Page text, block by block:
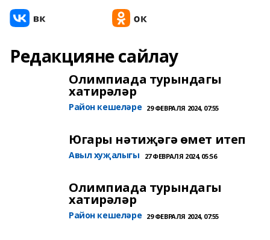
Редакцияне сайлау
Олимпиада турындагы
хатирәләр
Район кешеләре 29 ФЕВРАЛЯ 2024, 07:55
Югары нәтиҗәгә өмет итеп
Авыл хуҗалыгы 27 ФЕВРАЛЯ 2024, 05:56
Олимпиада турындагы
хатирәләр
Район кешеләре 29 ФЕВРАЛЯ 2024, 07:55